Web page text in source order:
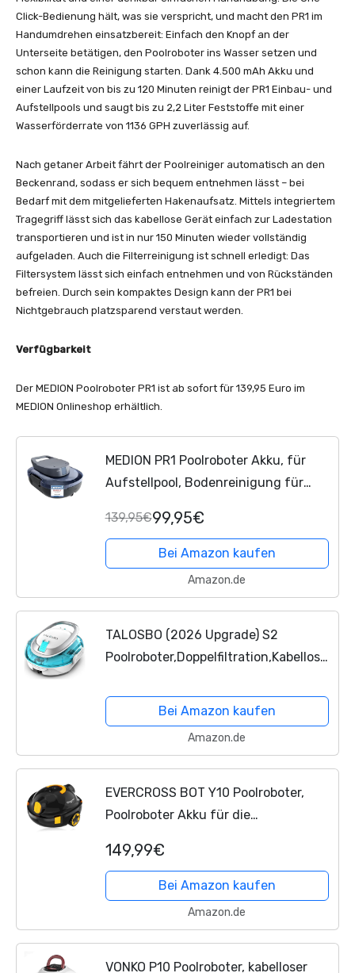
Click-Bedienung hält, was sie verspricht, und macht den PR1 im
Handumdrehen einsatzbereit: Einfach den Knopf an der
Unterseite betätigen, den Poolroboter ins Wasser setzen und
schon kann die Reinigung starten. Dank 4.500 mAh Akku und
einer Laufzeit von bis zu 120 Minuten reinigt der PR1 Einbau- und
Aufstellpools und saugt bis zu 2,2 Liter Feststoffe mit einer
Wasserförderrate von 1136 GPH zuverlässig auf.
Nach getaner Arbeit fährt der Poolreiniger automatisch an den
Beckenrand, sodass er sich bequem entnehmen lässt – bei
Bedarf mit dem mitgelieferten Hakenaufsatz. Mittels integriertem
Tragegriff lässt sich das kabellose Gerät einfach zur Ladestation
transportieren und ist in nur 150 Minuten wieder vollständig
aufgeladen. Auch die Filterreinigung ist schnell erledigt: Das
Filtersystem lässt sich einfach entnehmen und von Rückständen
befreien. Durch sein kompaktes Design kann der PR1 bei
Nichtgebrauch platzsparend verstaut werden.
Verfügbarkeit
Der MEDION Poolroboter PR1 ist ab sofort für 139,95 Euro im
MEDION Onlineshop erhältlich.
MEDION PR1 Poolroboter Akku, für
Aufstellpool, Bodenreinigung für
Selbstparkfunktion, 120 Min
Akkulaufzeit, 2,2 L...
139,95€99,95€
Bei Amazon kaufen
Amazon.de
TALOSBO (2026 Upgrade) S2
Poolroboter,Doppelfiltration,Kabelloser
Automatische Reinigung mit
Selbsteinparkfunktion,Dual Motoren...
Bei Amazon kaufen
Amazon.de
EVERCROSS BOT Y10 Poolroboter,
Poolroboter Akku für die
Batterielaufzeit, für Pools bis zu 120
㎡, Automatische Poolsauger mit...
149,99€
Bei Amazon kaufen
Amazon.de
VONKO P10 Poolroboter, kabelloser